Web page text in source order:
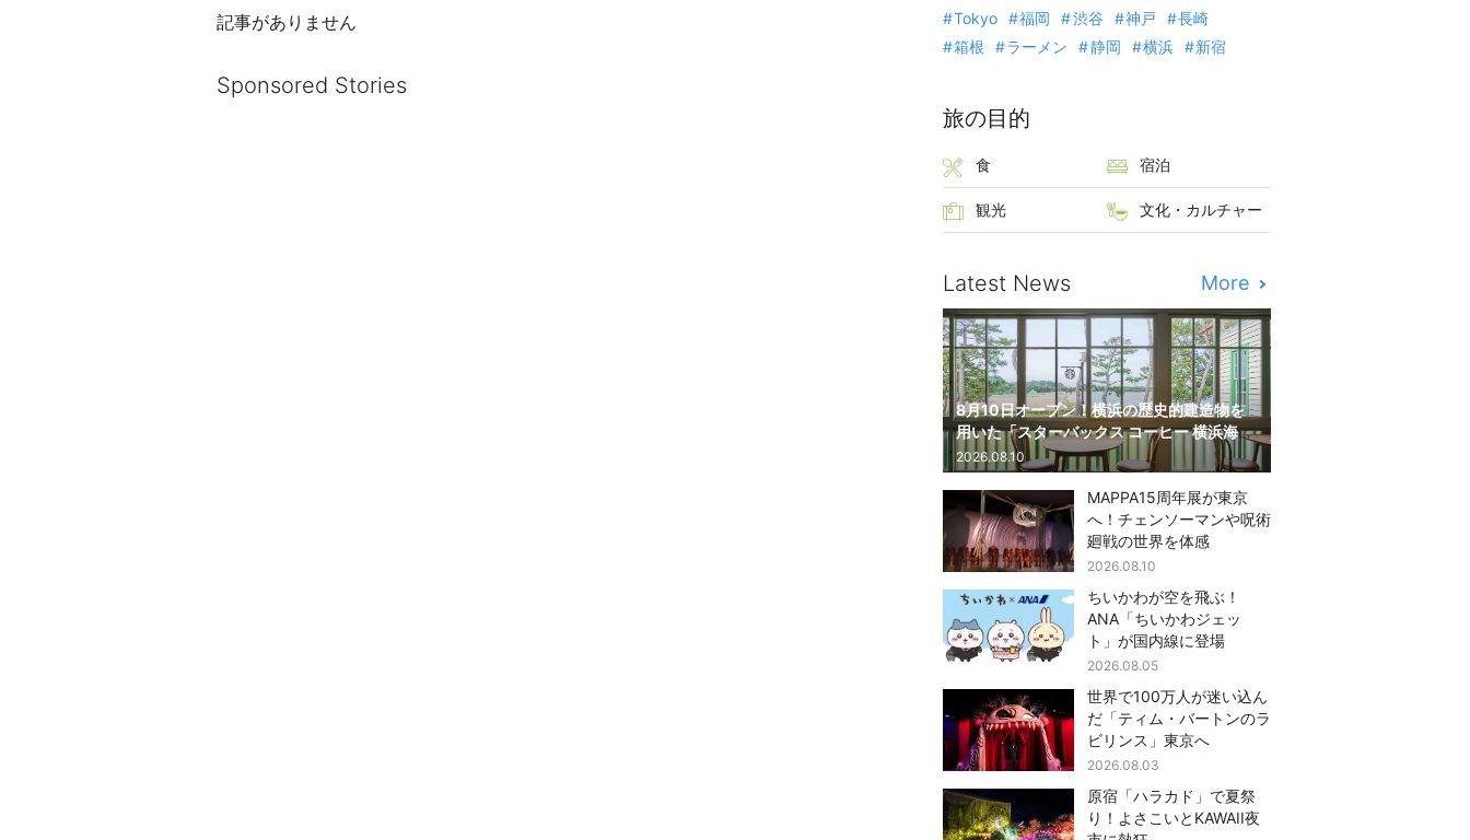
記事がありません
Sponsored Stories
Tokyo
福岡 渋谷 神戸
長崎
箱根
ラーメン 静岡 横浜 新宿
旅の目的
食 宿泊
観光 文化・カルチャー
Latest News More
8月10日オープン！横浜の歴史的建造物を
用いた「スターバックス コーヒー 横浜海の
公園店」
2026.08.10
MAPPA15周年展が東京
へ！チェンソーマンや呪術
廻戦の世界を体感
2026.08.10
ちいかわが空を飛ぶ！
ANA「ちいかわジェッ
ト」が国内線に登場
2026.08.05
世界で100万人が迷い込ん
だ「ティム・バートンのラ
ビリンス」東京へ
2026.08.03
原宿「ハラカド」で夏祭
り！よさこいとKAWAII夜